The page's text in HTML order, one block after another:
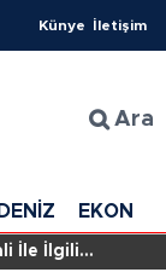
Künye İletişim
Ara
İle İlgili